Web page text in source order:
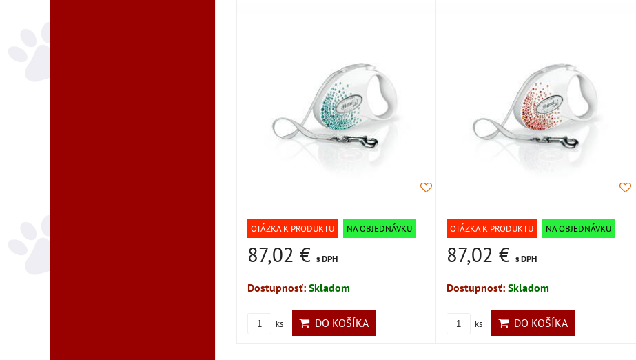
OTÁZKA K PRODUKTU NA OBJEDNÁVKU
87,02 € s DPH
Dostupnosť: Skladom
ks DO KOŠÍKA
OTÁZKA K PRODUKTU NA OBJEDNÁVKU
87,02 € s DPH
Dostupnosť: Skladom
ks DO KOŠÍKA